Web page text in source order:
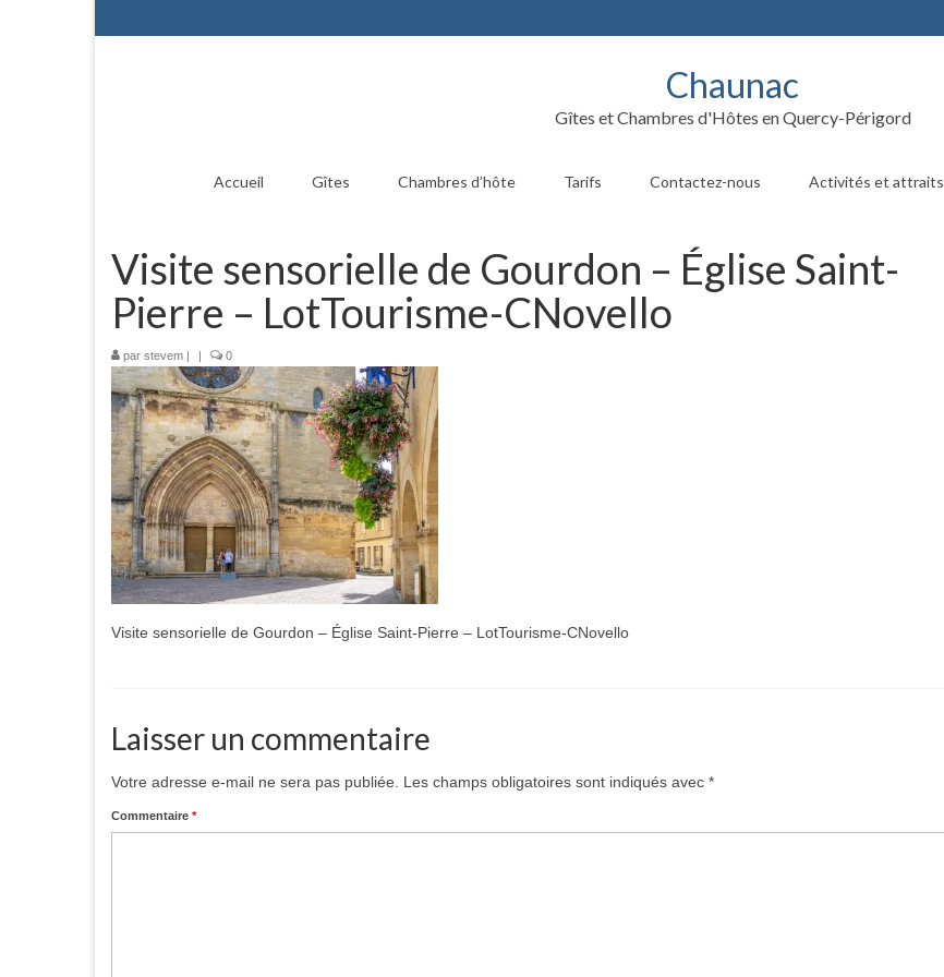
Chaunac
Gîtes et Chambres d'Hôtes en Quercy-Périgord
Accueil Gîtes Chambres d’hôte Tarifs Contactez-nous Activités et attraits
Visite sensorielle de Gourdon – Église Saint-
Pierre – LotTourisme-CNovello
par stevem | | 0
Visite sensorielle de Gourdon – Église Saint-Pierre – LotTourisme-CNovello
Laisser un commentaire
Votre adresse e-mail ne sera pas publiée. Les champs obligatoires sont indiqués avec *
Commentaire *